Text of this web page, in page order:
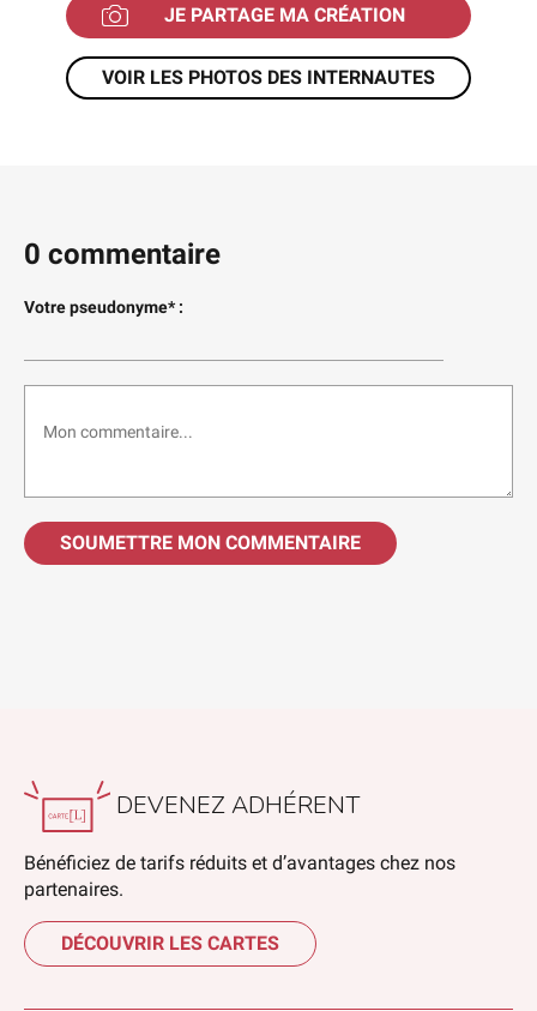
JE PARTAGE MA CRÉATION
VOIR LES PHOTOS DES INTERNAUTES
0 commentaire
Votre pseudonyme* :
SOUMETTRE MON COMMENTAIRE
DEVENEZ ADHÉRENT
Bénéficiez de tarifs réduits et d’avantages chez nos
partenaires.
DÉCOUVRIR LES CARTES